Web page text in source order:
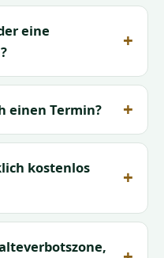
eine
einen Termin?
kostenlos